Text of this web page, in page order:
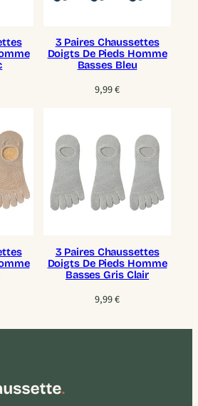
3 Paires Chaussettes
Doigts De Pieds Homme
Basses Bleu
9,99€
3 Paires Chaussettes
Doigts De Pieds Homme
Basses Gris Clair
9,99€